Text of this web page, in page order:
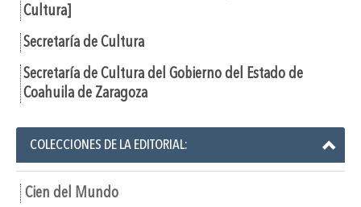
Cultura]
Secretaría de Cultura
Secretaría de Cultura del Gobierno del Estado de
Coahuila de Zaragoza
COLECCIONES DE LA EDITORIAL:
Cien del Mundo